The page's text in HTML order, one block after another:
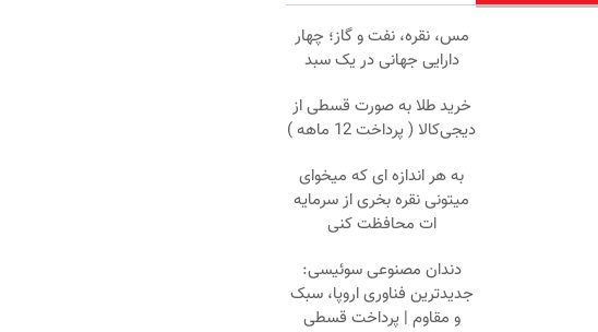
مس، نقره، نفت و گاز؛ چهار
دارایی جهانی در یک سبد
خرید طلا به صورت قسطی از
دیجی‌کالا ( پرداخت 12 ماهه )
به هر اندازه ای که میخوای
میتونی نقره بخری از سرمایه
ات محافظت کنی
دندان مصنوعی سوئیسی:
جدیدترین فناوری اروپا، سبک
و مقاوم | پرداخت قسطی